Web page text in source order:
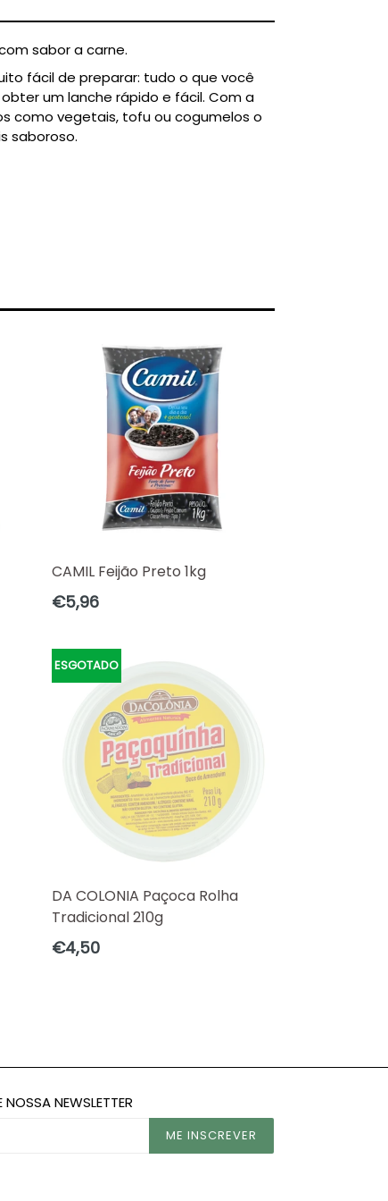
sabor a carne.
fácil de preparar: tudo o que você
um lanche rápido e fácil. Com a
como vegetais, tofu ou cogumelos o
saboroso.
CAMIL Feijão Preto 1kg
Preço
€5,96
ESGOTADO
DA COLONIA Paçoca Rolha
Tradicional 210g
Preço
€4,50
NOSSA NEWSLETTER
ME INSCREVER